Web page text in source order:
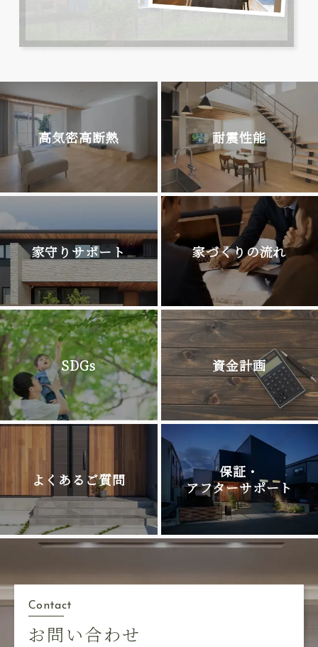
高気密高断熱 耐震性能
家守りサポート 家づくりの流れ
SDGs 資金計画
よくあるご質問
保証・
アフターサポート
Contact
お問い合わせ